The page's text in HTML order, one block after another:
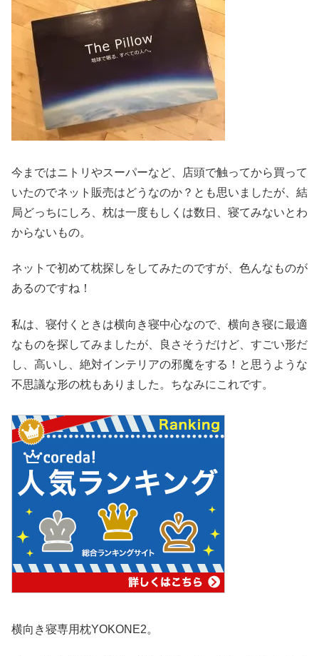
今まではニトリやスーパーなど、店頭で触ってから買って
いたのでネット販売はどうなのか？とも思いましたが、結
局どっちにしろ、枕は一度もしくは数日、寝てみないとわ
からないもの。
ネットで初めて枕探しをしてみたのですが、色んなものが
あるのですね！
私は、寝付くときは横向き寝中心なので、横向き寝に最適
なものを探してみましたが、良さそうだけど、すごい形だ
し、高いし、絶対インテリアの邪魔をする！と思うような
不思議な形の枕もありました。ちなみにこれです。
横向き寝専用枕YOKONE2。